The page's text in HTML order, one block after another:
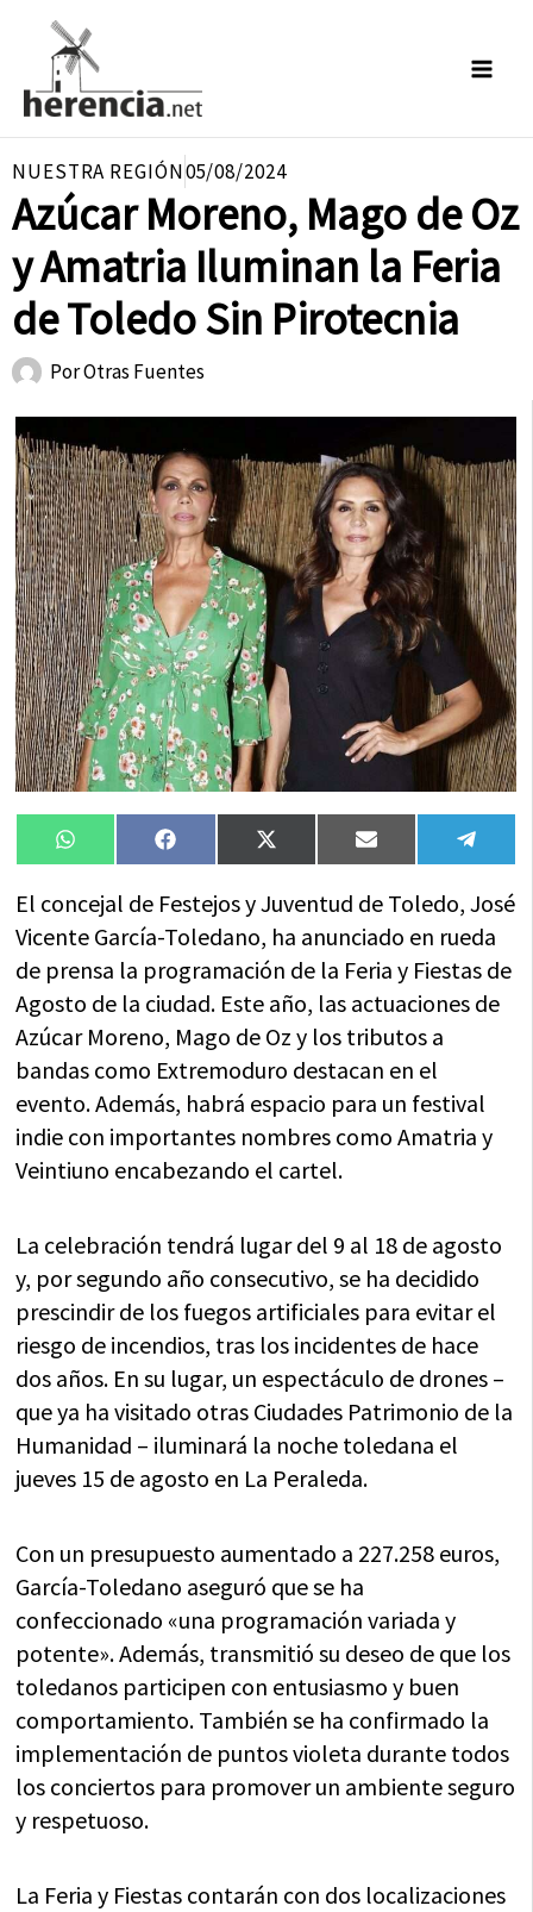
contenido
NUESTRA REGIÓN05/08/2024
Azúcar Moreno, Mago de Oz
y Amatria Iluminan la Feria
de Toledo Sin Pirotecnia
PorOtras Fuentes
Compartir
en
WhatsAppCompartir
en
FacebookCompartir
en
X
(Twitter)
Compartir
en
Email
en
El concejal de Festejos y Juventud de Toledo, José
Vicente García-Toledano, ha anunciado en rueda
de prensa la programación de la Feria y Fiestas de
Agosto de la ciudad. Este año, las actuaciones de
Azúcar Moreno, Mago de Oz y los tributos a
bandas como Extremoduro destacan en el
evento. Además, habrá espacio para un festival
indie con importantes nombres como Amatria y
Veintiuno encabezando el cartel.
La celebración tendrá lugar del 9 al 18 de agosto
y, por segundo año consecutivo, se ha decidido
prescindir de los fuegos artificiales para evitar el
riesgo de incendios, tras los incidentes de hace
dos años. En su lugar, un espectáculo de drones –
que ya ha visitado otras Ciudades Patrimonio de la
Humanidad – iluminará la noche toledana el
jueves 15 de agosto en La Peraleda.
Con un presupuesto aumentado a 227.258 euros,
García-Toledano aseguró que se ha
confeccionado «una programación variada y
potente». Además, transmitió su deseo de que los
toledanos participen con entusiasmo y buen
comportamiento. También se ha confirmado la
implementación de puntos violeta durante todos
los conciertos para promover un ambiente seguro
y respetuoso.
La Feria y Fiestas contarán con dos localizaciones